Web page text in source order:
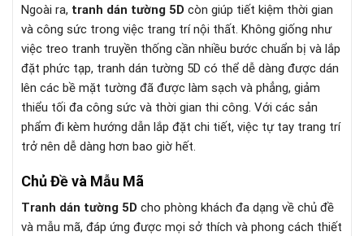
Ngoài ra, tranh dán tường 5D còn giúp tiết kiệm thời gian
và công sức trong việc trang trí nội thất. Không giống như
việc treo tranh truyền thống cần nhiều bước chuẩn bị và lắp
đặt phức tạp, tranh dán tường 5D có thể dễ dàng được dán
lên các bề mặt tường đã được làm sạch và phẳng, giảm
thiểu tối đa công sức và thời gian thi công. Với các sản
phẩm đi kèm hướng dẫn lắp đặt chi tiết, việc tự tay trang trí
trở nên dễ dàng hơn bao giờ hết.
Chủ Đề và Mẫu Mã
Tranh dán tường 5D cho phòng khách đa dạng về chủ đề
và mẫu mã, đáp ứng được mọi sở thích và phong cách thiết